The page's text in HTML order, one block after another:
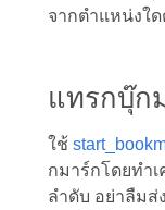
จากตำแหน่งใ
แทรกบุ๊ก
ใช้
กมาร์กโดยทำ
ลำดับ อย่าลืมส่